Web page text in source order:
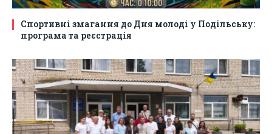
Спортивні змагання до Дня молоді у Подільську:
програма та реєстрація